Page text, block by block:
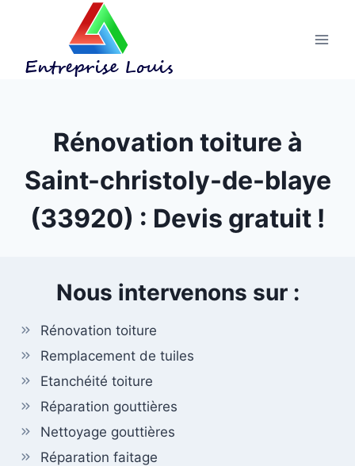
Rénovation toiture à
Saint-christoly-de-blaye
(33920) : Devis gratuit !
Nous intervenons sur :
Rénovation toiture
Remplacement de tuiles
Etanchéité toiture
Réparation gouttières
Nettoyage gouttières
Réparation faitage